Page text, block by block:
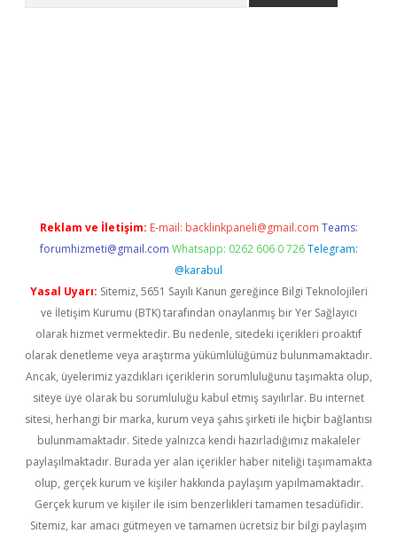
Reklam ve İletişim: E-mail: backlinkpaneli@gmail.com Teams:
forumhizmeti@gmail.com Whatsapp: 0262 606 0 726 Telegram:
@karabul
Yasal Uyarı: Sitemiz, 5651 Sayılı Kanun gereğince Bilgi Teknolojileri
ve İletişim Kurumu (BTK) tarafından onaylanmış bir Yer Sağlayıcı
olarak hizmet vermektedir. Bu nedenle, sitedeki içerikleri proaktif
olarak denetleme veya araştırma yükümlülüğümüz bulunmamaktadır.
Ancak, üyelerimiz yazdıkları içeriklerin sorumluluğunu taşımakta olup,
siteye üye olarak bu sorumluluğu kabul etmiş sayılırlar. Bu internet
sitesi, herhangi bir marka, kurum veya şahıs şirketi ile hiçbir bağlantısı
bulunmamaktadır. Sitede yalnızca kendi hazırladığımız makaleler
paylaşılmaktadır. Burada yer alan içerikler haber niteliği taşımamakta
olup, gerçek kurum ve kişiler hakkında paylaşım yapılmamaktadır.
Gerçek kurum ve kişiler ile isim benzerlikleri tamamen tesadüfidir.
Sitemiz, kar amacı gütmeyen ve tamamen ücretsiz bir bilgi paylaşım